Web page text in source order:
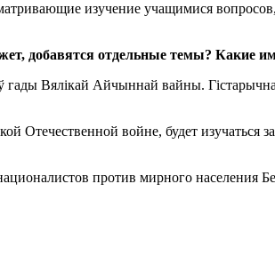
изучение учащимися
добавятся отдельные темы? Какие
Вялікай Айчыннай вайны.
Отечественной войне, будет изучаться
против мирного населения